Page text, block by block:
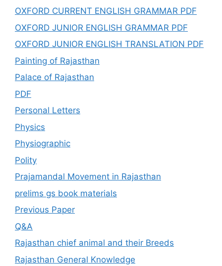
OXFORD CURRENT ENGLISH GRAMMAR PDF
OXFORD JUNIOR ENGLISH GRAMMAR PDF
OXFORD JUNIOR ENGLISH TRANSLATION PDF
Painting of Rajasthan
Palace of Rajasthan
PDF
Personal Letters
Physics
Physiographic
Polity
Prajamandal Movement in Rajasthan
prelims gs book materials
Previous Paper
Q&A
Rajasthan chief animal and their Breeds
Rajasthan General Knowledge